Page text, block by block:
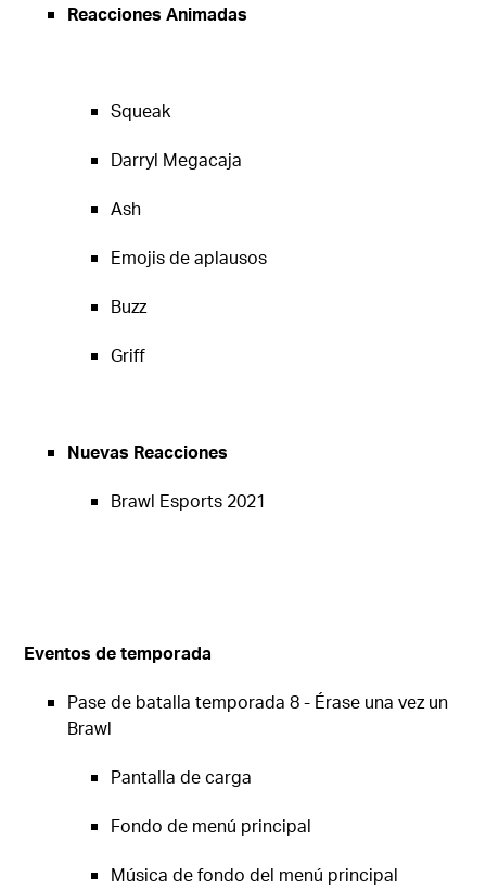
Reacciones Animadas
Squeak
Darryl Megacaja
Ash
Emojis de aplausos
Buzz
Griff
Nuevas Reacciones
Brawl Esports 2021
Eventos de temporada
Pase de batalla temporada 8 - Érase una vez un
Brawl
Pantalla de carga
Fondo de menú principal
Música de fondo del menú principal